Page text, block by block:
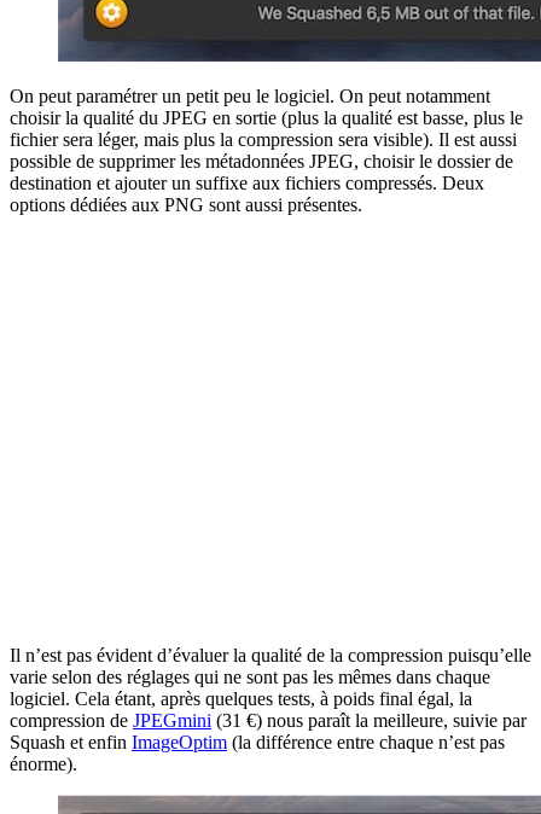
On peut paramétrer un petit peu le logiciel. On peut notamment
choisir la qualité du JPEG en sortie (plus la qualité est basse, plus le
fichier sera léger, mais plus la compression sera visible). Il est aussi
possible de supprimer les métadonnées JPEG, choisir le dossier de
destination et ajouter un suffixe aux fichiers compressés. Deux
options dédiées aux PNG sont aussi présentes.
Il n’est pas évident d’évaluer la qualité de la compression puisqu’elle
varie selon des réglages qui ne sont pas les mêmes dans chaque
logiciel. Cela étant, après quelques tests, à poids final égal, la
compression de JPEGmini (31 €) nous paraît la meilleure, suivie par
Squash et enfin ImageOptim (la différence entre chaque n’est pas
énorme).